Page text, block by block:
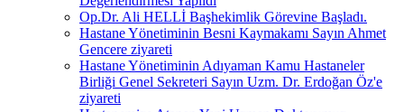
Op.Dr. Ali HELLİ Başhekimlik Görevine Başladı.
Hastane Yönetiminin Besni Kaymakamı Sayın Ahmet
Gencere ziyareti
Hastane Yönetiminin Adıyaman Kamu Hastaneler
Birliği Genel Sekreteri Sayın Uzm. Dr. Erdoğan Öz'e
ziyareti